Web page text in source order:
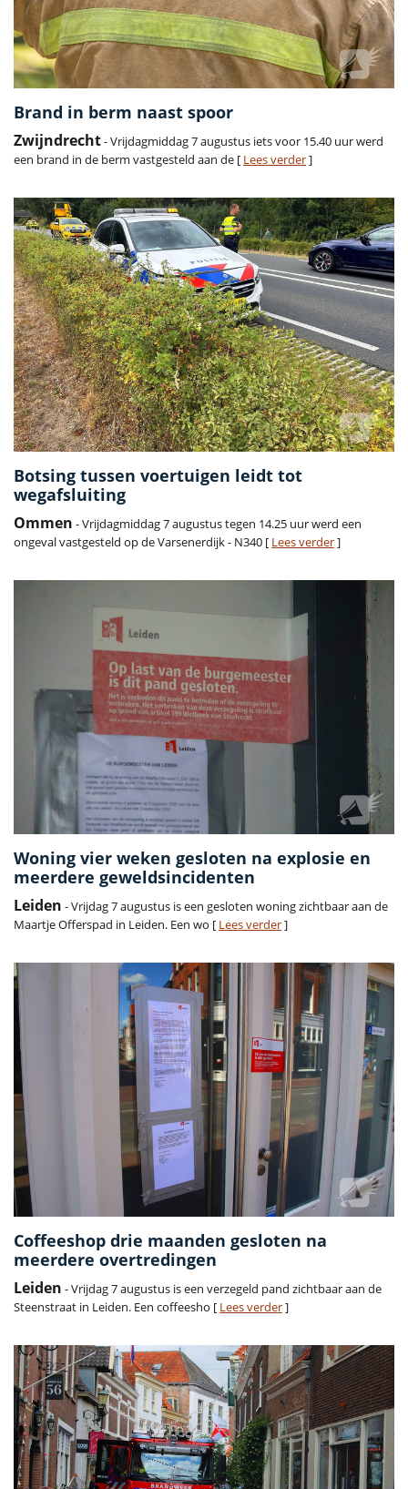
Brand in berm naast spoor
Zwijndrecht- Vrijdagmiddag 7 augustus iets voor 15.40 uur werd
een brand in de berm vastgesteld aan de [ Lees verder]
Botsing tussen voertuigen leidt tot
wegafsluiting
Ommen - Vrijdagmiddag 7 augustus tegen 14.25 uur werd een
ongeval vastgesteld op de Varsenerdijk - N340 [ Lees verder]
Woning vier weken gesloten na explosie en
meerdere geweldsincidenten
Leiden - Vrijdag 7 augustus is een gesloten woning zichtbaar aan de
Maartje Offerspad in Leiden. Een wo [ Lees verder]
Coffeeshop drie maanden gesloten na
meerdere overtredingen
Leiden - Vrijdag 7 augustus is een verzegeld pand zichtbaar aan de
Steenstraat in Leiden. Een coffeesho [ Lees verder]